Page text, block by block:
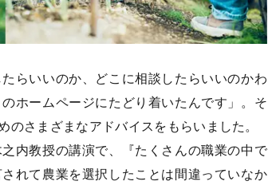
らいいのか、どこに相談したらいいのかわ
ホームページにたどり着いたんです」。そ
のさまざまなアドバイスをもらいました。
内教授の講演で、『たくさんの職業の中で
れて農業を選択したことは間違っていなか